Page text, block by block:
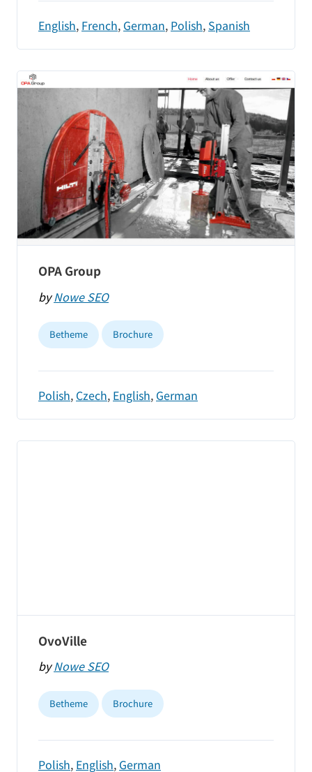
English, French, German, Polish, Spanish
OPA Group
byNowe SEO
Betheme Brochure
Polish, Czech, English, German
OvoVille
byNowe SEO
Betheme Brochure
Polish, English, German